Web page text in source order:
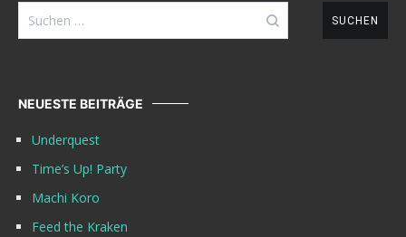
Suchen
nach:
NEUESTE BEITRÄGE
Underquest
Time’s Up! Party
Machi Koro
Feed the Kraken